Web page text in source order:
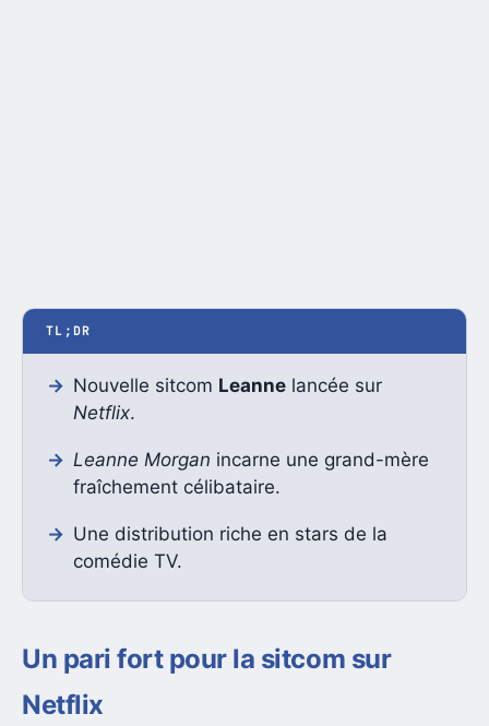
TL;DR
Nouvelle sitcom Leannelancée sur
Netflix.
Leanne Morgan incarne une grand-mère
fraîchement célibataire.
Une distribution riche en stars de la
comédie TV.
Un pari fort pour la sitcom sur
Netflix